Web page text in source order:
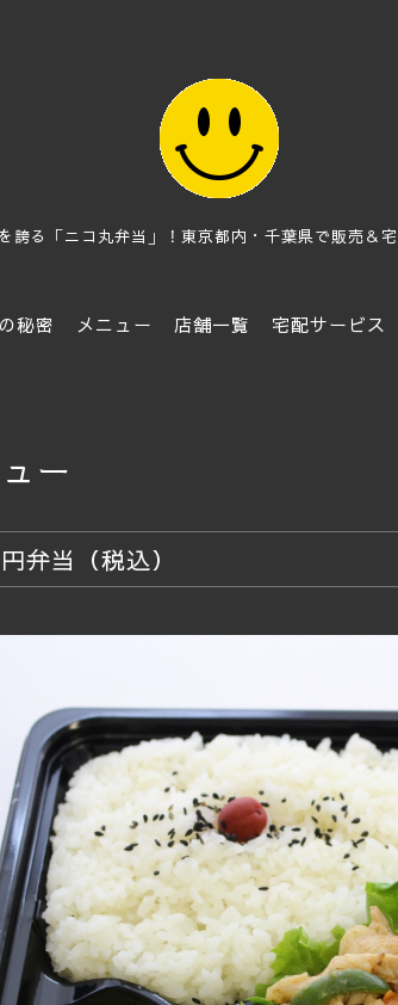
誇る「ニコ丸弁当」！東京都内・千葉県で販売＆
秘密 メニュー 店舗一覧 宅配サービス
ー
弁当（税込）